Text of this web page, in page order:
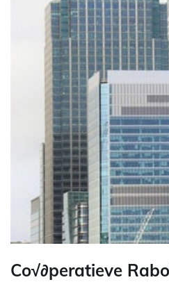
Co√∂peratieve